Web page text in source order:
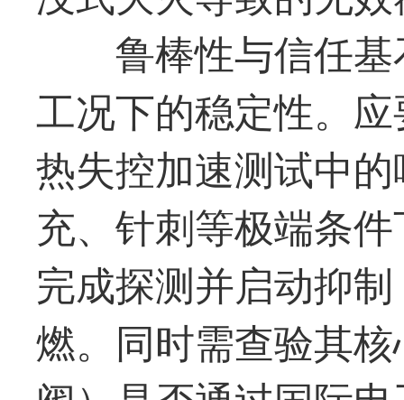
鲁棒性与信任
工况下的稳定性。
热失控加速测试中
充、针刺等极端条
完成探测并启动抑
燃。同时需查验其